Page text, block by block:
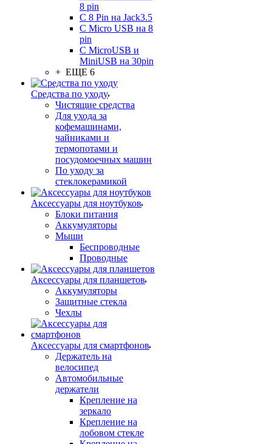
8 pin
С 8 Pin на Jack3.5
С Micro USB на 8
pin
С MicroUSB и
MiniUSB на 30pin
+ ЕЩЕ 6
Средства по уходу
Чистящие средства
Для ухода за
кофемашинами,
чайниками и
термопотами и
посудомоечных машин
По уходу за
стеклокерамикой
Аксессуары для ноутбуков
Блоки питания
Аккумуляторы
Мыши
Беспроводные
Проводные
Аксессуары для планшетов
Аккумуляторы
Защитные стекла
Чехлы
Аксессуары для смартфонов
Держатель на
велосипед
Автомобильные
держатели
Крепление на
зеркало
Крепление на
лобовом стекле